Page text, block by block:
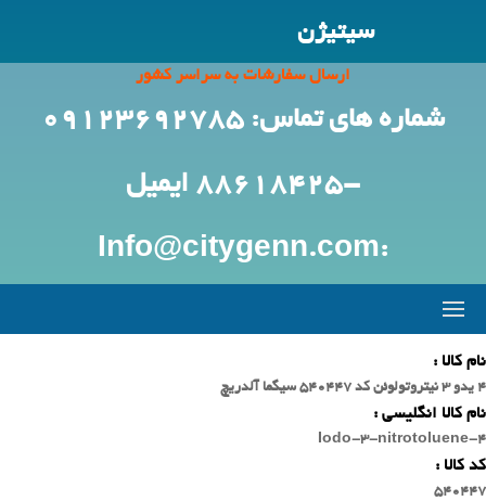
سیتیژن
ارسال سفارشات به سراسر کشور
شماره های تماس: 09123692785
-88618425 ایمیل
:Info@citygenn.com
نام کالا :
4 یدو 3 نیتروتولوئن کد 540447 سیگما آلدریچ
نام کالا انگلیسی :
4-Iodo-3-nitrotoluene
کد کالا :
540447